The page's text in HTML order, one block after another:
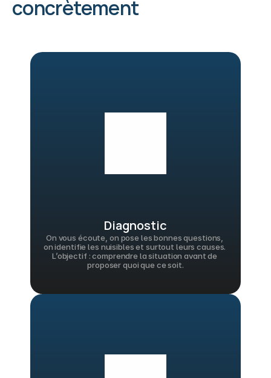
concrètement
Diagnostic
On vous écoute, on pose les bonnes questions,
on identifie les nuisibles et surtout leurs causes.
L’objectif : comprendre la situation avant de
proposer quoi que ce soit.